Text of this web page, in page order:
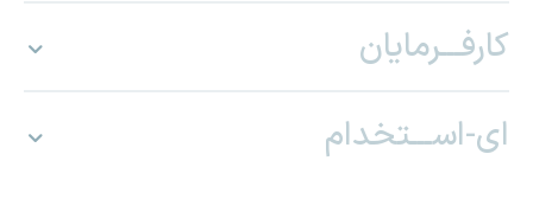
کارفـــرمایان
ای-اســـتخدام